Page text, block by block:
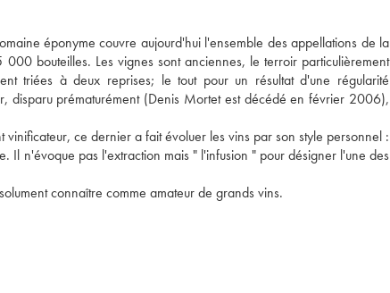
éponyme couvre aujourd'hui l'ensemble des appellations de la
bouteilles. Les vignes sont anciennes, le terroir particulièrement
triées à deux reprises; le tout pour un résultat d'une régularité
disparu prématurément (Denis Mortet est décédé en février 2006),
ce dernier a fait évoluer les vins par son style personnel :
Il n'évoque pas l'extraction mais " l'infusion " pour désigner l'une des
connaître comme amateur de grands vins.